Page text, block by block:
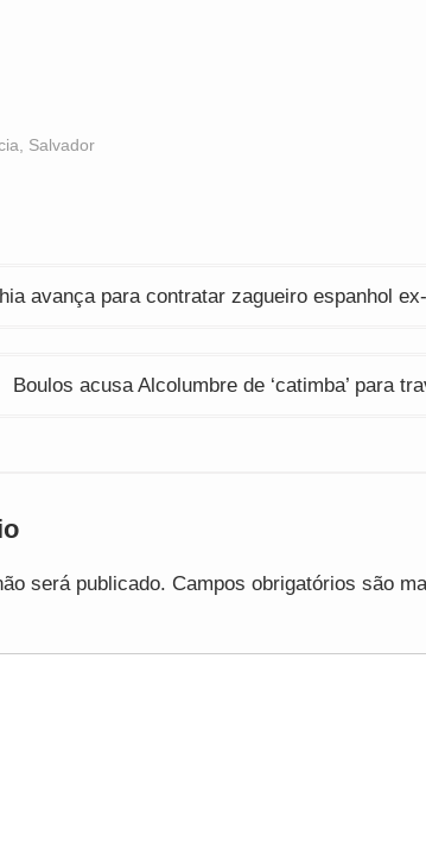
Salvador
avança para contratar zagueiro espanhol
Boulos acusa Alcolumbre de ‘catimba’ para
será publicado. Campos obrigatórios são